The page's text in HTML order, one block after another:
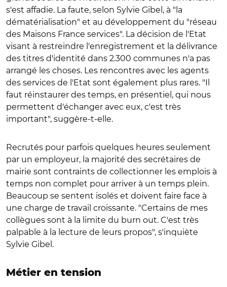
s'est affadie. La faute, selon Sylvie Gibel, à "la
dématérialisation" et au développement du "réseau
des Maisons France services". La décision de l'Etat
visant à restreindre l'enregistrement et la délivrance
des titres d'identité dans 2.300 communes n'a pas
arrangé les choses. Les rencontres avec les agents
des services de l'Etat sont également plus rares. "Il
faut réinstaurer des temps, en présentiel, qui nous
permettent d'échanger avec eux, c'est très
important", suggère-t-elle.
Recrutés pour parfois quelques heures seulement
par un employeur, la majorité des secrétaires de
mairie sont contraints de collectionner les emplois à
temps non complet pour arriver à un temps plein.
Beaucoup se sentent isolés et doivent faire face à
une charge de travail croissante. "Certains de mes
collègues sont à la limite du burn out. C'est très
palpable à la lecture de leurs propos", s'inquiète
Sylvie Gibel.
Métier en tension